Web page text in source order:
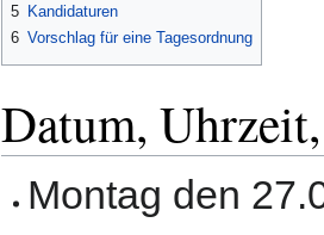
5 Kandidaturen
6 Vorschlag für eine Tagesordnung
Datum,
Montag den